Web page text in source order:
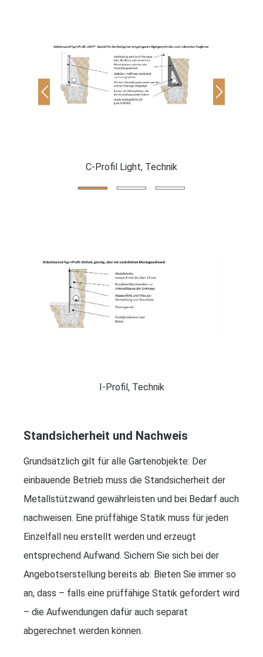
C-Profil Light, Technik
I-Profil, Technik
Standsicherheit und Nachweis
Grundsätzlich gilt für alle Gartenobjekte: Der
einbauende Betrieb muss die Standsicherheit der
Metallstützwand gewährleisten und bei Bedarf auch
nachweisen. Eine prüffähige Statik muss für jeden
Einzelfall neu erstellt werden und erzeugt
entsprechend Aufwand. Sichern Sie sich bei der
Angebotserstellung bereits ab: Bieten Sie immer so
an, dass – falls eine prüffähige Statik gefordert wird
– die Aufwendungen dafür auch separat
abgerechnet werden können.